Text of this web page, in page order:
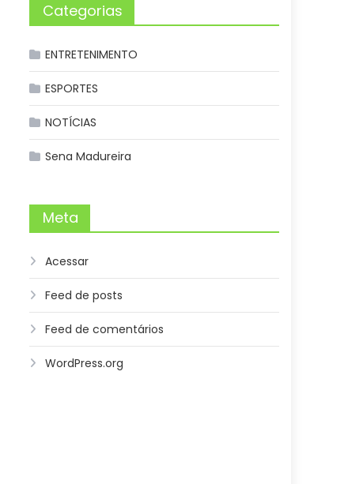
Categorias
ENTRETENIMENTO
ESPORTES
NOTÍCIAS
Sena Madureira
Meta
Acessar
Feed de posts
Feed de comentários
WordPress.org